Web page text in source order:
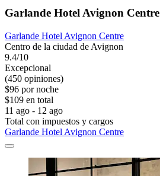
Garlande Hotel Avignon Centre
Garlande Hotel Avignon Centre
Centro de la ciudad de Avignon
9.4/10
Excepcional
(450 opiniones)
$96 por noche
$109 en total
11 ago - 12 ago
Total con impuestos y cargos
Garlande Hotel Avignon Centre